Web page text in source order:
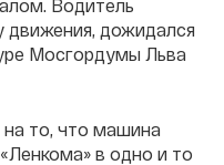
Водитель
движения, дожидался
Мосгордумы Льва
то, что машина
в одно и то